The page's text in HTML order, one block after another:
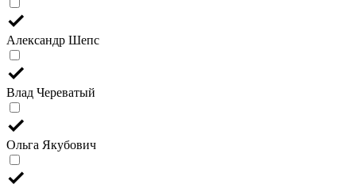
Александр Шепс
Влад Череватый
Ольга Якубович